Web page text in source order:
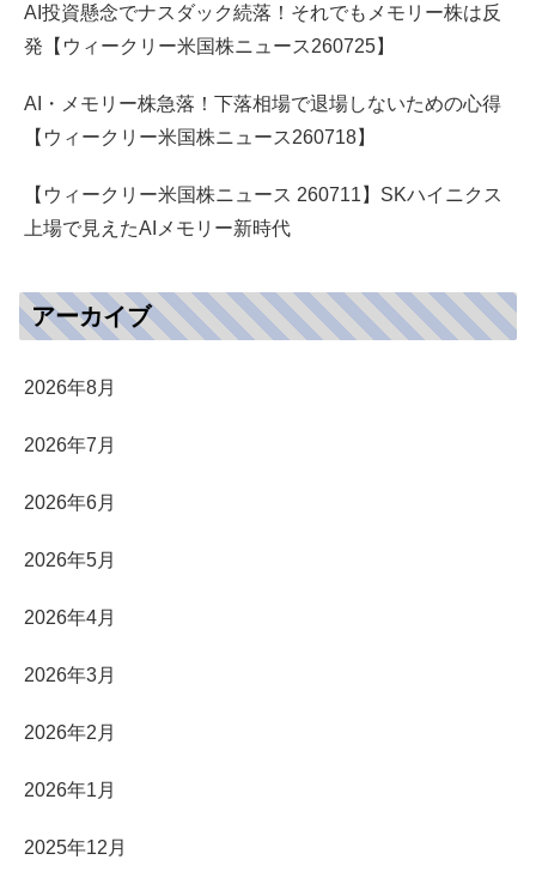
AI投資懸念でナスダック続落！それでもメモリー株は反
発【ウィークリー米国株ニュース260725】
AI・メモリー株急落！下落相場で退場しないための心得
【ウィークリー米国株ニュース260718】
【ウィークリー米国株ニュース 260711】SKハイニクス
上場で見えたAIメモリー新時代
アーカイブ
2026年8月
2026年7月
2026年6月
2026年5月
2026年4月
2026年3月
2026年2月
2026年1月
2025年12月